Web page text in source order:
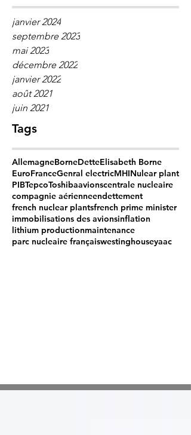
janvier 2024
septembre 2023
mai 2023
décembre 2022
janvier 2022
août 2021
juin 2021
Tags
AllemagneBorneDetteElisabeth Borne
EuroFranceGenral electricMHINulear plant
PIBTepcoToshibaavionscentrale nucleaire
compagnie aérienneendettement
french nuclear plantsfrench prime minister
immobilisations des avionsinflation
lithium productionmaintenance
parc nucleaire françaiswestinghouseyaac